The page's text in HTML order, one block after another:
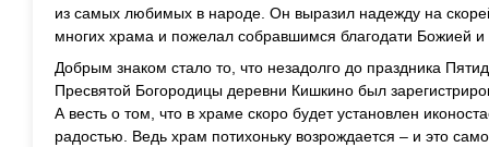
из самых любимых в народе. Он выразил надежду на
многих храма и пожелал собравшимся благодати Божией и
Добрым знаком стало то, что незадолго до праздника
Пресвятой Богородицы деревни Кишкино был
А весть о том, что в храме скоро будет установлен
радостью. Ведь храм потихоньку возрождается – и это